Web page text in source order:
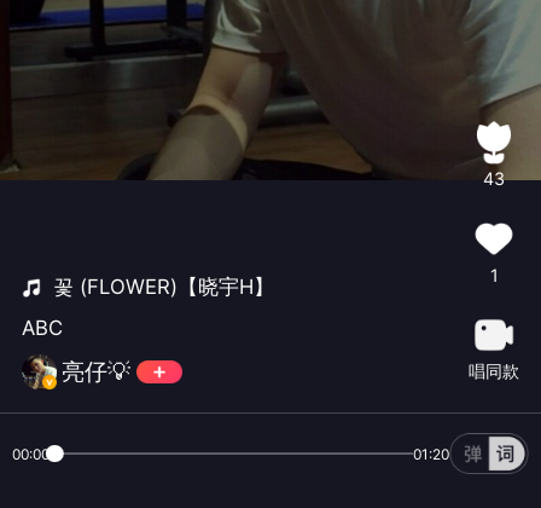
꽃 (FLOWER)【晓宇H】
ABC
亮仔💡
43
1
唱同款
00:00 01:20